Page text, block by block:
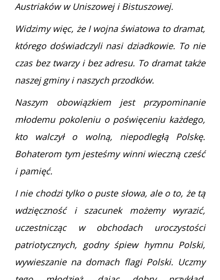
Austriaków w Uniszowej i Bistuszowej.
Widzimy więc, że I wojna światowa to dramat,
którego doświadczyli nasi dziadkowie. To nie
czas bez twarzy i bez adresu. To dramat także
naszej gminy i naszych przodków.
Naszym obowiązkiem jest przypominanie
młodemu pokoleniu o poświęceniu każdego,
kto walczył o wolną, niepodległą Polskę.
Bohaterom tym jesteśmy winni wieczną cześć
i pamięć.
I nie chodzi tylko o puste słowa, ale o to, że tą
wdzięczność i szacunek możemy wyrazić,
uczestnicząc w obchodach uroczystości
patriotycznych, godny śpiew hymnu Polski,
wywieszanie na domach flagi Polski. Uczmy